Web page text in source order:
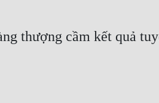
thượng cầm kết quả